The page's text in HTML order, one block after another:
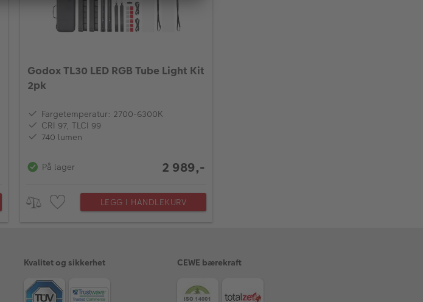
Godox TL30 LED RGB Tube Light Kit
2pk
Fargetemperatur: 2700-6300K
CRI 97, TLCI 99
740 lumen
På lager 2 989,-
LEGG I HANDLEKURV
Kvalitet og sikkerhet CEWE bærekraft